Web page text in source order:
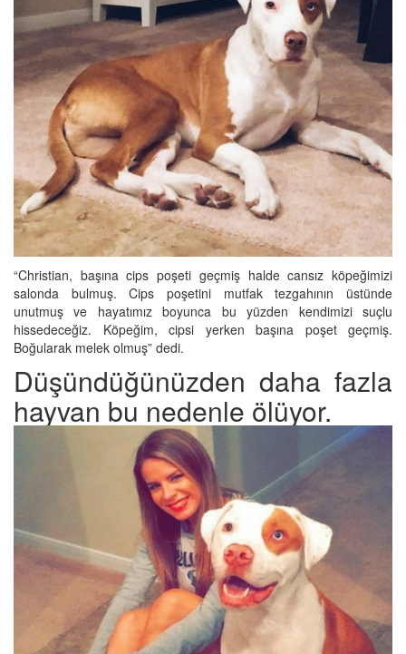
“Christian, başına cips poşeti geçmiş halde cansız köpeğimizi
salonda bulmuş. Cips poşetini mutfak tezgahının üstünde
unutmuş ve hayatımız boyunca bu yüzden kendimizi suçlu
hissedeceğiz. Köpeğim, cipsi yerken başına poşet geçmiş.
Boğularak melek olmuş” dedi.
Düşündüğünüzden daha fazla
hayvan bu nedenle ölüyor.